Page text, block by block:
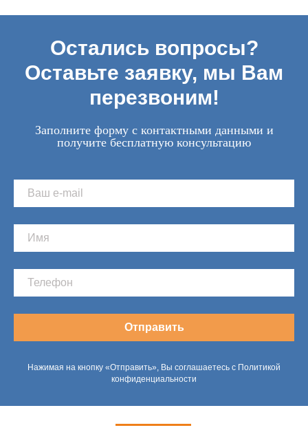
Остались вопросы?
Оставьте заявку, мы Вам
перезвоним!
Заполните форму с контактными данными и
получите бесплатную консультацию
Отправить
Нажимая на кнопку «Отправить», Вы соглашаетесь с Политикой
конфиденциальности